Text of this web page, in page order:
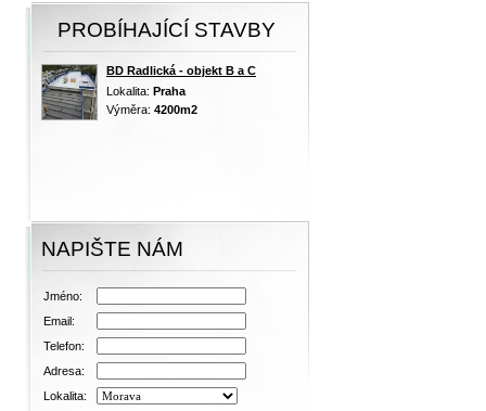
PROBÍHAJÍCÍ STAVBY
BD Radlická - objekt B a C
Lokalita: Praha
Výměra: 4200m2
NAPIŠTE NÁM
Jméno:
Email:
Telefon:
Adresa:
Lokalita: